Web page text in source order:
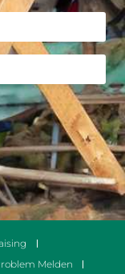
Melden